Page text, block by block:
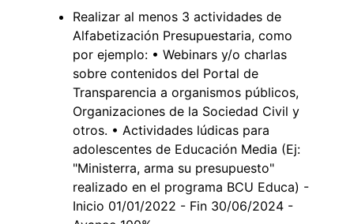
Realizar al menos 3 actividades de
Alfabetización Presupuestaria, como
por ejemplo: • Webinars y/o charlas
sobre contenidos del Portal de
Transparencia a organismos públicos,
Organizaciones de la Sociedad Civil y
otros. • Actividades lúdicas para
adolescentes de Educación Media (Ej:
"Ministerra, arma su presupuesto"
realizado en el programa BCU Educa) -
Inicio 01/01/2022 - Fin 30/06/2024 -